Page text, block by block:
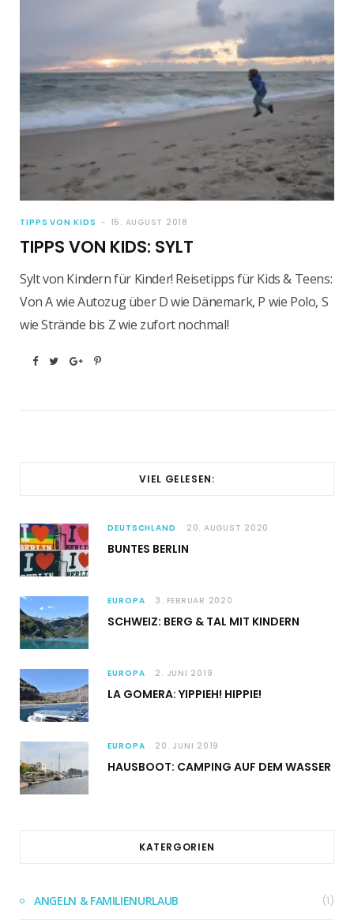
TIPPS VON KIDS 15. AUGUST 2018
TIPPS VON KIDS: SYLT
Sylt von Kindern für Kinder! Reisetipps für Kids & Teens:
Von A wie Autozug über D wie Dänemark, P wie Polo, S
wie Strände bis Z wie zufort nochmal!
VIEL GELESEN:
DEUTSCHLAND 20. AUGUST 2020
BUNTES BERLIN
EUROPA 3. FEBRUAR 2020
SCHWEIZ: BERG & TAL MIT KINDERN
EUROPA 2. JUNI 2019
LA GOMERA: YIPPIEH! HIPPIE!
EUROPA 20. JUNI 2019
HAUSBOOT: CAMPING AUF DEM WASSER
KATERGORIEN
ANGELN & FAMILIENURLAUB (1)